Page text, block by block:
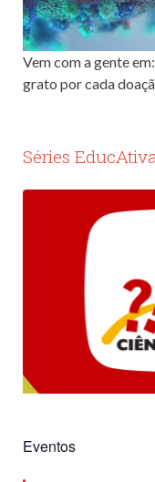
Vem com a gente em:
grato por cada
Séries
Eventos